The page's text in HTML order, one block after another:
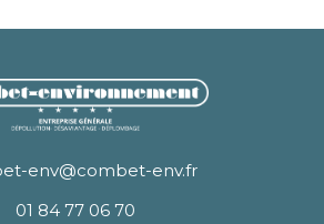
env@combet-env.fr
01 84 77 06 70